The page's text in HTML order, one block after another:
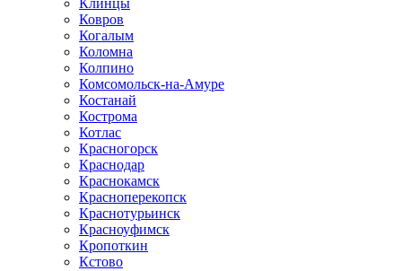
Клинцы
Ковров
Когалым
Коломна
Колпино
Комсомольск-на-Амуре
Костанай
Кострома
Котлас
Красногорск
Краснодар
Краснокамск
Красноперекопск
Краснотурьинск
Красноуфимск
Кропоткин
Кстово